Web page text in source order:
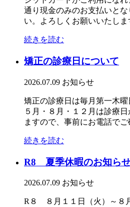
通り現金のみのお支払いと
い。よろしくお願いいたしま
続きを読む
矯正の診療日について
2026.07.09 お知らせ
矯正の診療日は毎月第一木曜
５月・８月・１２月は診療
ますので、事前にお電話でご
続きを読む
R8 夏季休暇のお知ら
2026.07.09 お知らせ
R８ ８月１１日（火）～８